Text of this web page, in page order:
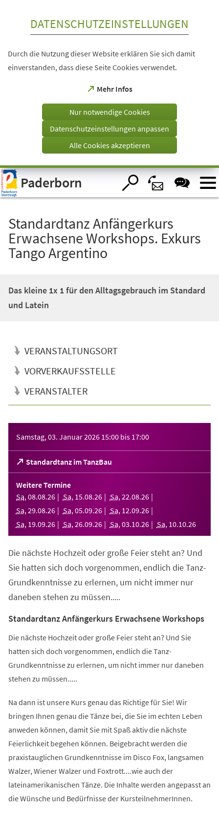
Visuelle
Assistenzsoftware
öffnen.
DATENSCHUTZEINSTELLUNGEN
Durch die Nutzung dieser Website erklären Sie sich damit
einverstanden, dass diese Seite Cookies verwendet.
Mehr Infos
(Öffnet
einem
Tab)
Nur notwendige Cookies
Datenschutzeinstellungen anpassen
Alle Cookies akzeptieren
Paderborn
Standardtanz Anfängerkurs
Erwachsene Workshops. Exkurs
Tango Argentino
Das kleine 1x 1 für den Alltagsgebrauch im Standard
und Latein
VERANSTALTUNGSORT
VORVERKAUFSSTELLE
VERANSTALTER
Samstag, 03. Januar 2026 15:00 bis 17:00
Standardtanz im TanzBau
(Öffnet
in
einem
neuen
Tab)
Weitere Termine
Sa, 08.08.26 Sa, 15.08.26 Sa, 22.08.26
Sa, 29.08.26 Sa, 05.09.26 Sa, 12.09.26
Sa, 19.09.26 Sa, 26.09.26 Sa, 03.10.26 Sa, 10.10.26
Die nächste Hochzeit oder große Feier steht an? Und
Sie hatten sich doch vorgenommen, endlich die Tanz-
Grundkenntnisse zu erlernen, um nicht immer nur
daneben stehen zu müssen.....
Standardtanz Anfängerkurs Erwachsene Workshops
Die nächste Hochzeit oder große Feier steht an? Und Sie
hatten sich doch vorgenommen, endlich die Tanz-
Grundkenntnisse zu erlernen, um nicht immer nur daneben
stehen zu müssen.....
Na dann ist unsere Kurs genau das Richtige für Sie! Wir
bringen Ihnen genau die Tänze bei, die Sie im echten Leben
anweden können, damit Sie mit Spaß aktiv die nächste
Feierlichkeit begehen können. Beigebracht werden die
praxistauglichen Grundkenntnisse im Disco Fox, langsamen
Walzer, Wiener Walzer und Foxtrott....wie auch der
lateinamerikanischen Tänze. Die Inhalte werden angepasst an
die Wünsche und Bedürfnisse der KursteilnehmerInnen.